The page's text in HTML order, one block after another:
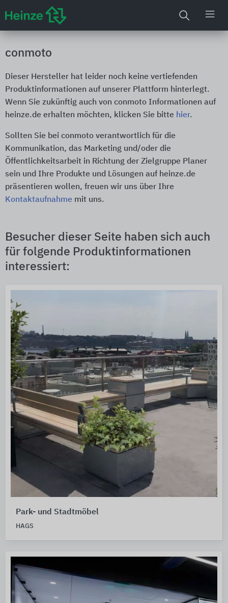
conmoto
Dieser Hersteller hat leider noch keine vertiefenden
Produktinformationen auf unserer Plattform hinterlegt.
Wenn Sie zukünftig auch von conmoto Informationen auf
heinze.de erhalten möchten, klicken Sie bitte hier.
Sollten Sie bei conmoto verantwortlich für die
Kommunikation, das Marketing und/oder die
Öffentlichkeitsarbeit in Richtung der Zielgruppe Planer
sein und Ihre Produkte und Lösungen auf heinze.de
präsentieren wollen, freuen wir uns über Ihre
Kontaktaufnahme mit uns.
Besucher dieser Seite haben sich auch
für folgende Produktinformationen
interessiert:
Park- und Stadtmöbel
HAGS